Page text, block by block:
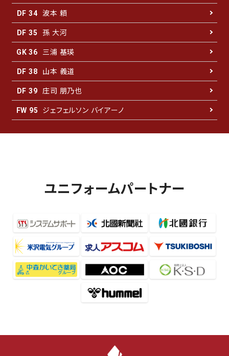
DF 34 波本 頼
DF 35 孫 大河
GK 36 三浦 基瑛
DF 38 山本 義道
DF 39 庄司 朋乃也
FW 95 ジェフェルソン バイアーノ
ユニフォームパートナー